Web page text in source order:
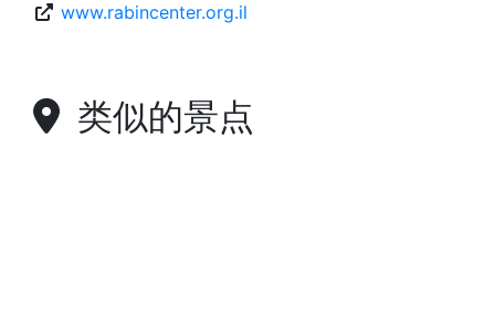
www.rabincenter.org.il
类似的景点